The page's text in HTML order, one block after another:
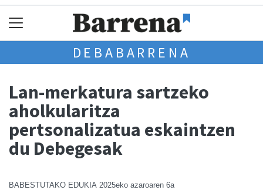
DEBABARRENA
Lan-merkatura sartzeko
aholkularitza
pertsonalizatua eskaintzen
du Debegesak
BABESTUTAKO EDUKIA 2025eko azaroaren 6a